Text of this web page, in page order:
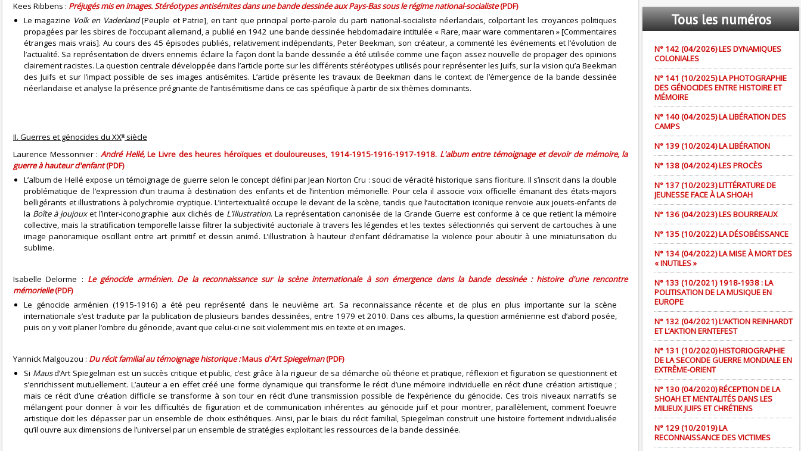
Kees Ribbens : Préjugés mis en images. Stéréotypes antisémites dans une bande dessinée aux Pays-Bas sous le régime national-socialiste(PDF)
Le magazine Volk en Vaderland[Peuple et Patrie], en tant que principal porte-parole du parti national-socialiste néerlandais, colportant les croyances politiques
propagées par les sbires de l’occupant allemand, a publié en 1942 une bande dessinée hebdomadaire intitulée « Rare, maar ware commentaren » [Commentaires
étranges mais vrais]. Au cours des 45 épisodes publiés, relativement indépendants, Peter Beekman, son créateur, a commenté les événements et l’évolution de
l’actualité. Sa représentation de divers ennemis éclaire la façon dont la bande dessinée a été utilisée comme une façon assez nouvelle de propager des opinions
clairement racistes. La question centrale développée dans l’article porte sur les différents stéréotypes utilisés pour représenter les Juifs, sur la vision qu’a Beekman
des Juifs et sur l’impact possible de ses images antisémites. L’article présente les travaux de Beekman dans le context de l’émergence de la bande dessinée
néerlandaise et analyse la présence prégnante de l’antisémitisme dans ce cas spécifique à partir de six thèmes dominants.
II. Guerres et génocides du XXe siècle
Laurence Messonnier : André Hellé,Le Livre des heures héroïques et douloureuses, 1914-1915-1916-1917-1918.L'album entre témoignage et devoir de mémoire, la
guerre à hauteur d'enfant(PDF)
L’album de Hellé expose un témoignage de guerre selon le concept défini par Jean Norton Cru : souci de véracité historique sans fioriture. Il s’inscrit dans la double
problématique de l’expression d’un trauma à destination des enfants et de l’intention mémorielle. Pour cela il associe voix officielle émanant des états-majors
belligérants et illustrations à polychromie cryptique. L’intertextualité occupe le devant de la scène, tandis que l’autocitation iconique renvoie aux jouets-enfants de
la Boîte à joujouxet l’inter-iconographie aux clichés de L’Illustration. La représentation canonisée de la Grande Guerre est conforme à ce que retient la mémoire
collective, mais la stratification temporelle laisse filtrer la subjectivité auctoriale à travers les légendes et les textes sélectionnés qui servent de cartouches à une
image panoramique oscillant entre art primitif et dessin animé. L’illustration à hauteur d’enfant dédramatise la violence pour aboutir à une miniaturisation du
sublime.
Isabelle Delorme : Le génocide arménien. De la reconnaissance sur la scène internationale à son émergence dans la bande dessinée : histoire d'une rencontre
mémorielle(PDF)
Le génocide arménien (1915-1916) a été peu représenté dans le neuvième art. Sa reconnaissance récente et de plus en plus importante sur la scène
internationale s’est traduite par la publication de plusieurs bandes dessinées, entre 1979 et 2010. Dans ces albums, la question arménienne est d’abord posée,
puis on y voit planer l’ombre du génocide, avant que celui-ci ne soit violemment mis en texte et en images.
Yannick Malgouzou : Du récit familial au témoignage historique :Maus d'Art Spiegelman(PDF)
Si Mausd’Art Spiegelman est un succès critique et public, c’est grâce à la rigueur de sa démarche où théorie et pratique, réflexion et figuration se questionnent et
s’enrichissent mutuellement. L’auteur a en effet créé une forme dynamique qui transforme le récit d’une mémoire individuelle en récit d’une création artistique ;
mais ce récit d’une création difficile se transforme à son tour en récit d’une transmission possible de l’expérience du génocide. Ces trois niveaux narratifs se
mélangent pour donner à voir les difficultés de figuration et de communication inhérentes au génocide juif et pour montrer, parallèlement, comment l’oeuvre
artistique doit les dépasser par un ensemble de choix esthétiques. Ainsi, par le biais du récit familial, Spiegelman construit une histoire fortement individualisée
qu’il ouvre aux dimensions de l’universel par un ensemble de stratégies exploitant les ressources de la bande dessinée.
Tousles numéros
N° 142 (04/2026) LES DYNAMIQUES
COLONIALES
N° 141 (10/2025) LA PHOTOGRAPHIE
DES GÉNOCIDES ENTRE HISTOIRE ET
MÉMOIRE
N° 140 (04/2025) LA LIBÉRATION DES
CAMPS
N° 139 (10/2024) LA LIBÉRATION
N° 138 (04/2024) LES PROCÈS
N° 137 (10/2023) LITTÉRATURE DE
JEUNESSE FACE À LA SHOAH
N° 136 (04/2023) LES BOURREAUX
N° 135 (10/2022) LA DÉSOBÉISSANCE
N° 134 (04/2022) LA MISE À MORT DES
« INUTILES »
N° 133 (10/2021) 1918-1938 : LA
POLITISATION DE LA MUSIQUE EN
EUROPE
N° 132 (04/2021) L’AKTION REINHARDT
ET L’AKTION ERNTEFEST
N° 131 (10/2020) HISTORIOGRAPHIE
DE LA SECONDE GUERRE MONDIALE EN
EXTRÊME-ORIENT
N° 130 (04/2020) RÉCEPTION DE LA
SHOAH ET MENTALITÉS DANS LES
MILIEUX JUIFS ET CHRÉTIENS
N° 129 (10/2019) LA
RECONNAISSANCE DES VICTIMES